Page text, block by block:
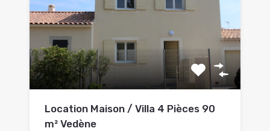
Location Maison / Villa 4 Pièces 90
m² Vedène